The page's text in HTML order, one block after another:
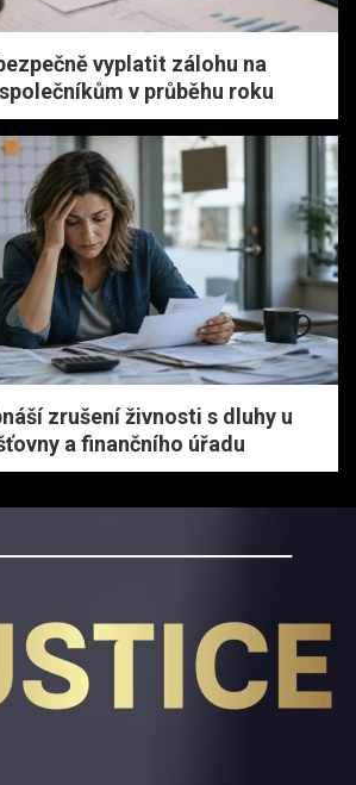
vyplatit zálohu na
v průběhu roku
zrušení živnosti s dluhy u
a finančního úřadu